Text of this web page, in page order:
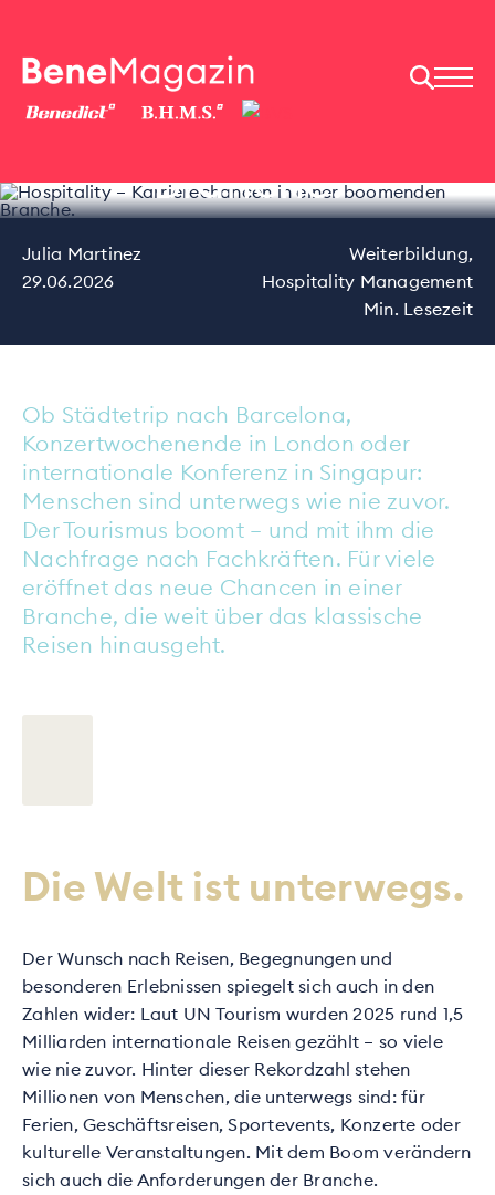
Karrierechancen in
einer boomenden
Branche.
Julia Martinez
29.06.2026
Weiterbildung,
Hospitality Management
Min. Lesezeit
Ob Städtetrip nach Barcelona,
Konzertwochenende in London oder
internationale Konferenz in Singapur:
Menschen sind unterwegs wie nie zuvor.
Der Tourismus boomt – und mit ihm die
Nachfrage nach Fachkräften. Für viele
eröffnet das neue Chancen in einer
Branche, die weit über das klassische
Reisen hinausgeht.
Die Welt ist unterwegs.
Der Wunsch nach Reisen, Begegnungen und
besonderen Erlebnissen spiegelt sich auch in den
Zahlen wider: Laut UN Tourism wurden 2025 rund 1,5
Milliarden internationale Reisen gezählt – so viele
wie nie zuvor. Hinter dieser Rekordzahl stehen
Millionen von Menschen, die unterwegs sind: für
Ferien, Geschäftsreisen, Sportevents, Konzerte oder
kulturelle Veranstaltungen. Mit dem Boom verändern
sich auch die Anforderungen der Branche.